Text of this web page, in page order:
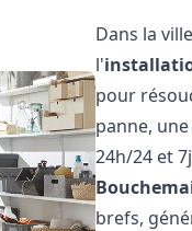
Dans la
l'
pour
panne,
24h/24 et
brefs,